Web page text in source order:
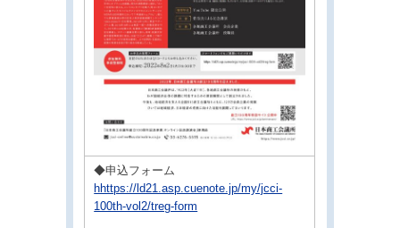
◆申込フォーム
hhttps://ld21.asp.cuenote.jp/my/jcci-
100th-vol2/treg-form